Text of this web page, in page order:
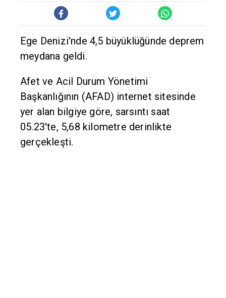
Ege Denizi'nde 4,5 büyüklüğünde deprem
meydana geldi.
Afet ve Acil Durum Yönetimi
Başkanlığının (AFAD) internet sitesinde
yer alan bilgiye göre, sarsıntı saat
05.23'te, 5,68 kilometre derinlikte
gerçekleşti.